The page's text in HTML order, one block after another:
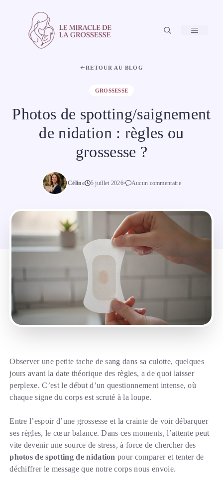
MENU
RETOUR AU BLOG
GROSSESSE
Photos de spotting/saignement
de nidation : règles ou
grossesse ?
Céline 5 juillet 2026 Aucun commentaire
Observer une petite tache de sang dans sa culotte, quelques
jours avant la date théorique des règles, a de quoi laisser
perplexe. C’est le début d’un questionnement intense, où
chaque signe du corps est scruté à la loupe.
Entre l’espoir d’une grossesse et la crainte de voir débarquer
ses règles, le cœur balance. Dans ces moments, l’attente peut
vite devenir une source de stress, à force de chercher des
photos de spotting de nidation pour comparer et tenter de
déchiffrer le message que notre corps nous envoie.